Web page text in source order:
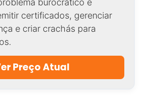
burocrático e
certificados, gerenciar
e criar crachás para
Preço Atual